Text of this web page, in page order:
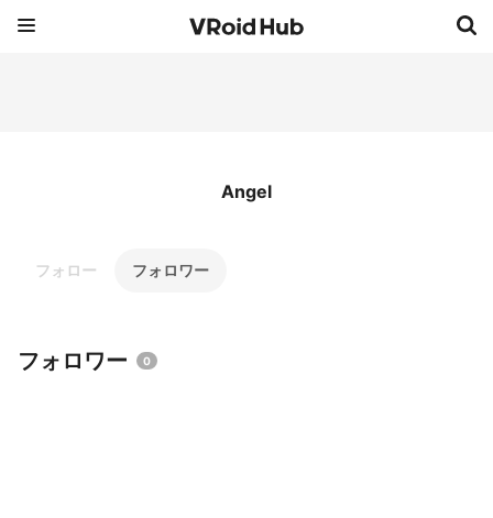
Angel
フォロー フォロワー
フォロワー 0